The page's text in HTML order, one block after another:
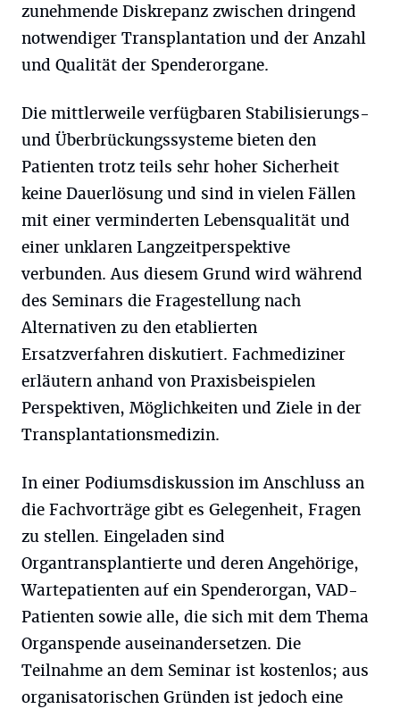
zunehmende Diskrepanz zwischen dringend
notwendiger Transplantation und der Anzahl
und Qualität der Spenderorgane.
Die mittlerweile verfügbaren Stabilisierungs-
und Überbrückungssysteme bieten den
Patienten trotz teils sehr hoher Sicherheit
keine Dauerlösung und sind in vielen Fällen
mit einer verminderten Lebensqualität und
einer unklaren Langzeitperspektive
verbunden. Aus diesem Grund wird während
des Seminars die Fragestellung nach
Alternativen zu den etablierten
Ersatzverfahren diskutiert. Fachmediziner
erläutern anhand von Praxisbeispielen
Perspektiven, Möglichkeiten und Ziele in der
Transplantationsmedizin.
In einer Podiumsdiskussion im Anschluss an
die Fachvorträge gibt es Gelegenheit, Fragen
zu stellen. Eingeladen sind
Organtransplantierte und deren Angehörige,
Wartepatienten auf ein Spenderorgan, VAD-
Patienten sowie alle, die sich mit dem Thema
Organspende auseinandersetzen. Die
Teilnahme an dem Seminar ist kostenlos; aus
organisatorischen Gründen ist jedoch eine